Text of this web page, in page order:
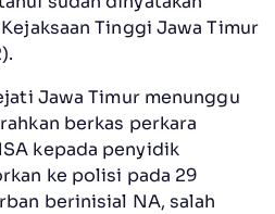
Tinggi Jawa Timur
Jawa Timur menunggu
berkas perkara
kepada penyidik
ke polisi pada 29
berinisial NA, salah